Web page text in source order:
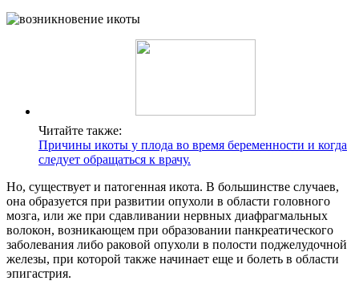
Читайте также:
Причины икоты у плода во время беременности и когда
следует обращаться к врачу.
Но, существует и патогенная икота. В большинстве случаев,
она образуется при развитии опухоли в области головного
мозга, или же при сдавливании нервных диафрагмальных
волокон, возникающем при образовании панкреатического
заболевания либо раковой опухоли в полости поджелудочной
железы, при которой также начинает еще и болеть в области
эпигастрия.